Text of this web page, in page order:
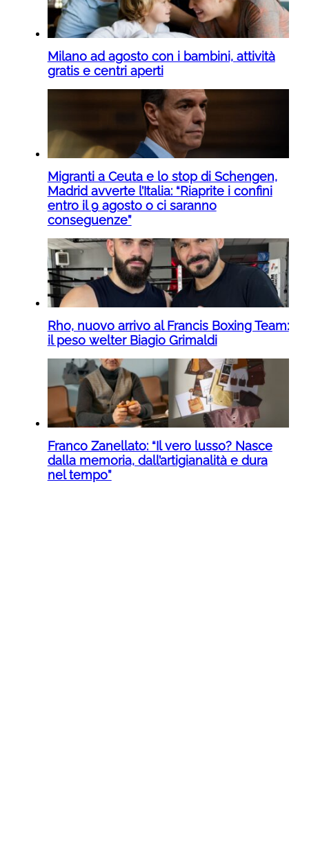
Milano ad agosto con i bambini, attività
gratis e centri aperti
Migranti a Ceuta e lo stop di Schengen,
Madrid avverte l’Italia: “Riaprite i confini
entro il 9 agosto o ci saranno
conseguenze”
Rho, nuovo arrivo al Francis Boxing Team:
il peso welter Biagio Grimaldi
Franco Zanellato: “Il vero lusso? Nasce
dalla memoria, dall’artigianalità e dura
nel tempo”